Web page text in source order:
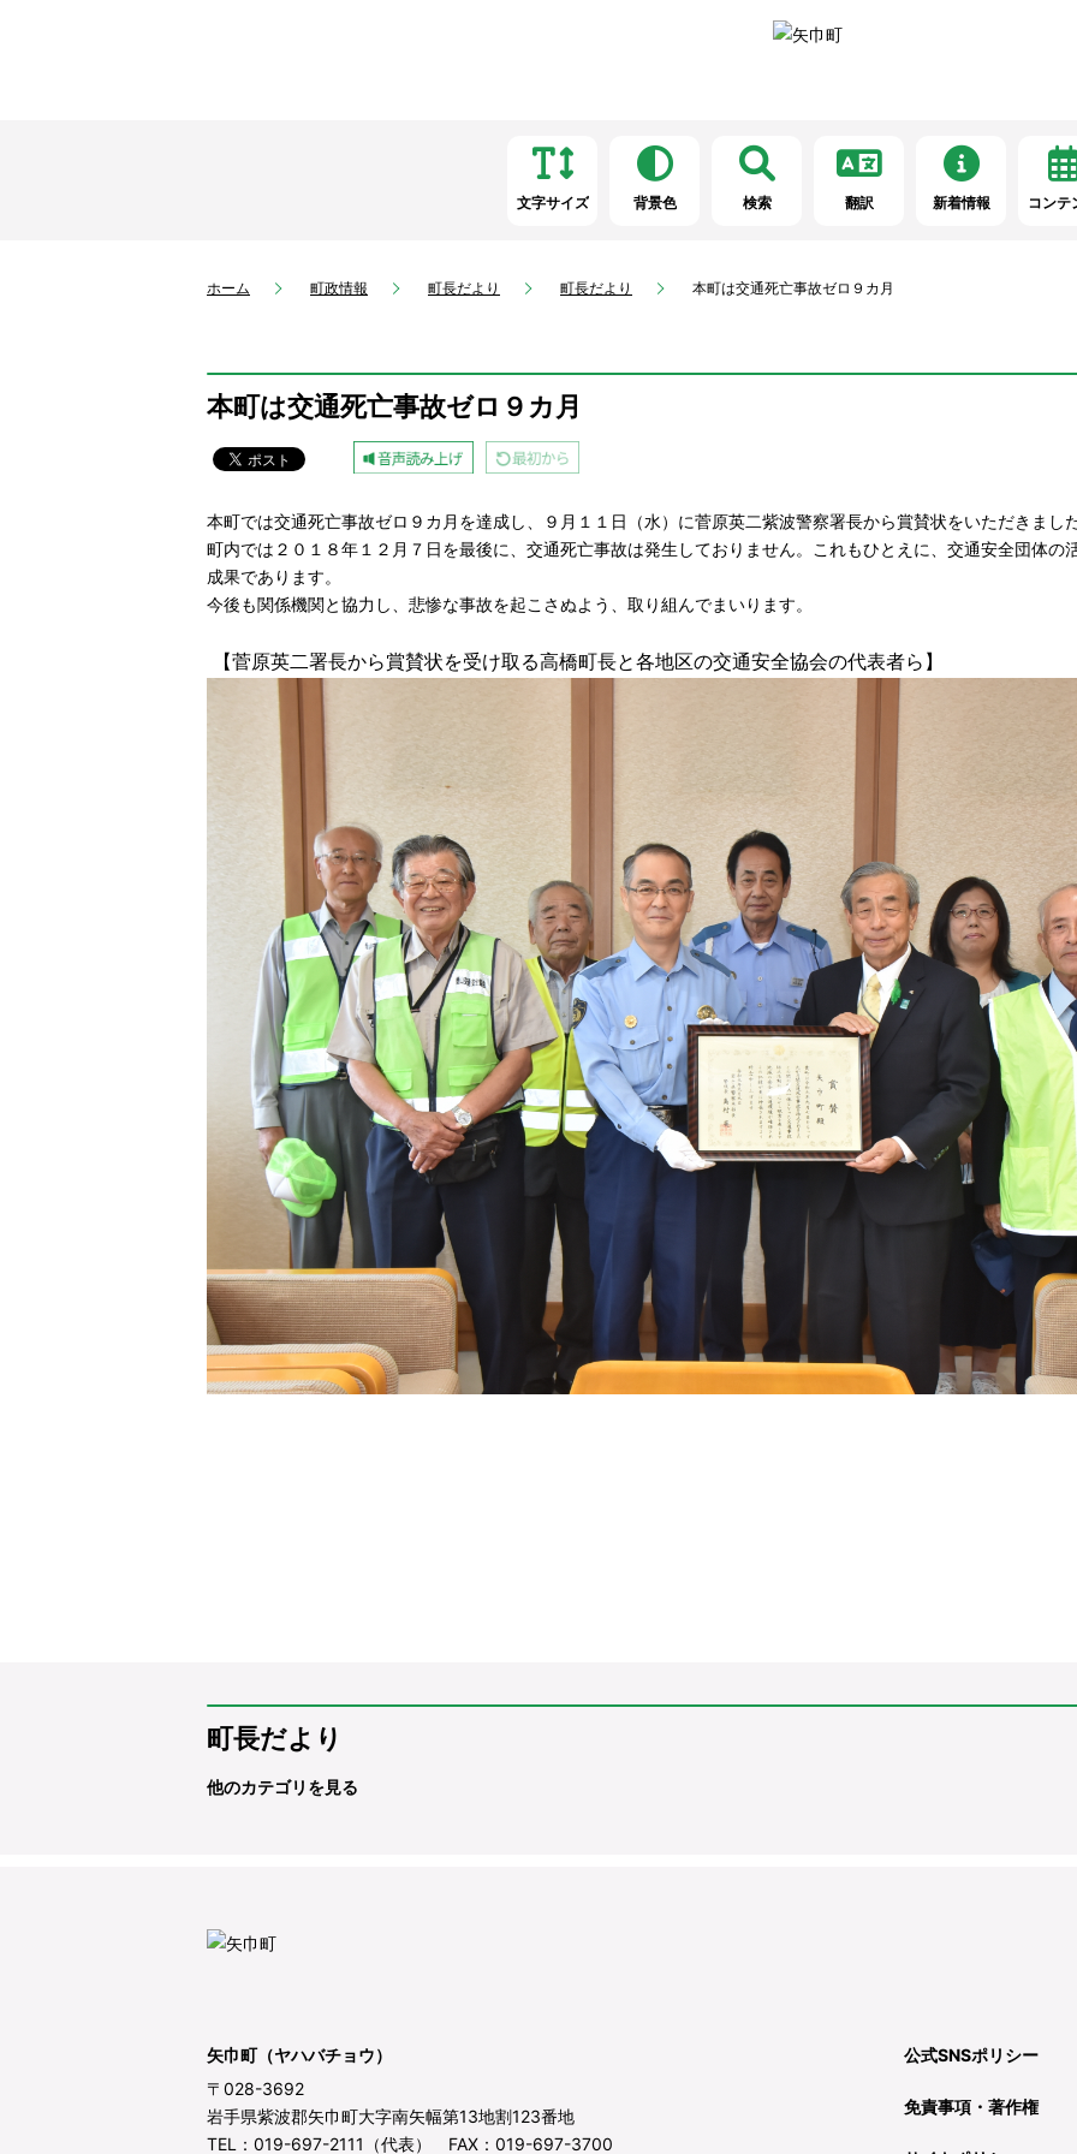
文字サイズ 背景色 検索 翻訳 新着情報 コンテ
ホーム 町政情報 町長だより 町長だより 本町は交通死亡事故ゼロ９カ月
本町は交通死亡事故ゼロ９カ月
本町では交通死亡事故ゼロ９カ月を達成し、９月１１日（水）に菅原英二紫波警察署長から賞賛状をいただきまし
町内では２０１８年１２月７日を最後に、交通死亡事故は発生しておりません。これもひとえに、交通安全団体の
成果であります。
今後も関係機関と協力し、悲惨な事故を起こさぬよう、取り組んでまいります。
【菅原英二署長から賞賛状を受け取る高橋町長と各地区の交通安全協会の代表者ら】
町長だより
他のカテゴリを見る
矢巾町（ヤハバチョウ）
〒028-3692
岩手県紫波郡矢巾町大字南矢幅第13地割123番地
TEL：019-697-2111（代表） FAX：019-697-3700
公式SNSポリシー
免責事項・著作権